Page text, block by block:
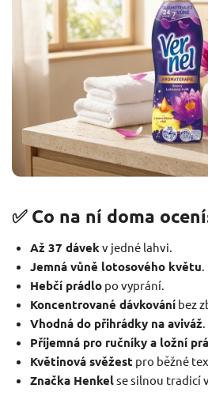
✅ Co na ní doma
Až 37 dávekv jedné lahvi.
Jemná vůně lotosového květu
Hebčí prádlopo vyprání.
Koncentrované dávkováníbez
Vhodná do přihrádky na aviváž
Příjemná pro ručníky a ložní
Květinová svěžest pro běžné
Značka Henkelse silnou tradicí